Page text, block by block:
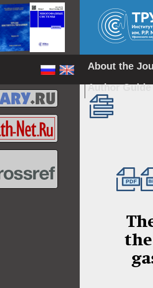
About the
Author